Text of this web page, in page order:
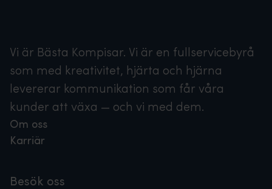
Vi är Bästa Kompisar. Vi är en fullservicebyrå
som med kreativitet, hjärta och hjärna
levererar kommunikation som får våra
kunder att växa — och vi med dem.
Om oss
Karriär
Besök oss